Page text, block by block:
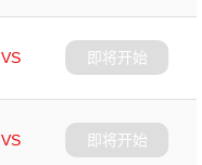
VS
即将开始
VS
即将开始